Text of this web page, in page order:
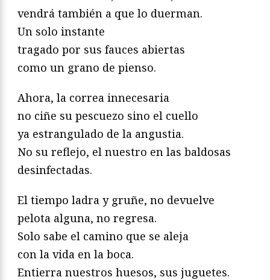
vendrá también a que lo duerman.
Un solo instante
tragado por sus fauces abiertas
como un grano de pienso.
Ahora, la correa innecesaria
no ciñe su pescuezo sino el cuello
ya estrangulado de la angustia.
No su reflejo, el nuestro en las baldosas
desinfectadas.
El tiempo ladra y gruñe, no devuelve
pelota alguna, no regresa.
Solo sabe el camino que se aleja
con la vida en la boca.
Entierra nuestros huesos, sus juguetes.